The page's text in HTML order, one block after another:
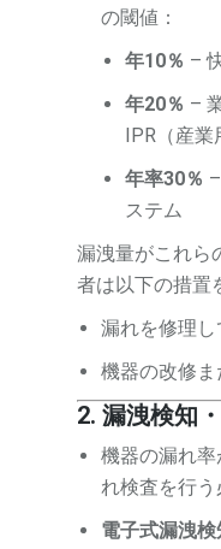
の閾値：
年10％ –
年20％ –
IPR（産
年率30％
ステム
漏洩量がこれら
者は以下の措置
漏れを修理
機器の改修ま
2. 漏洩検知
機器の漏れ
れ検査を行う
電子式漏洩